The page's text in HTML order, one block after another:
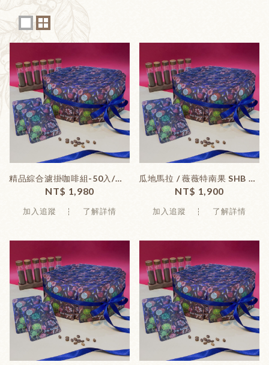
精品綜合濾掛咖啡組-50入/組 (無包裝盒)
NT$ 1,980
加入追蹤 了解詳情
瓜地馬拉 / 薇薇特南果 SHB 濾掛式咖啡-50入/組 (無包裝盒)
NT$ 1,900
加入追蹤 了解詳情